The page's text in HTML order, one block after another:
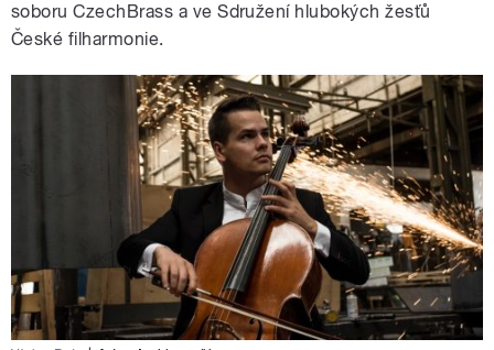
soboru CzechBrass a ve Sdružení hlubokých žesťů
České filharmonie.